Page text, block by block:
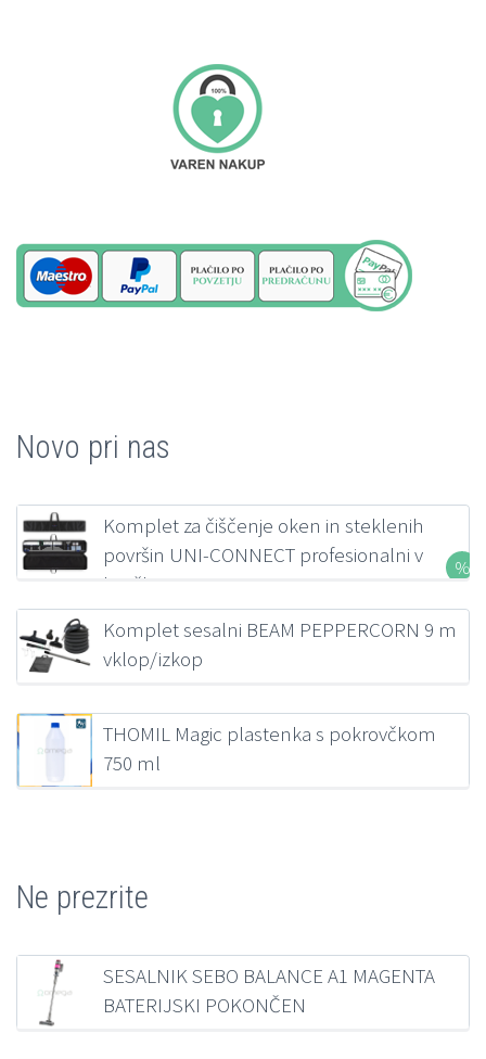
Novo pri nas
Komplet za čiščenje oken in steklenih
površin UNI-CONNECT profesionalni v
kovčku FILMOP
207,00€z DDV
Komplet sesalni BEAM PEPPERCORN 9 m
vklop/izkop
THOMIL Magic plastenka s pokrovčkom
750 ml
Ne prezrite
SESALNIK SEBO BALANCE A1 MAGENTA
BATERIJSKI POKONČEN